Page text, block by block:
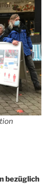
bezüglich